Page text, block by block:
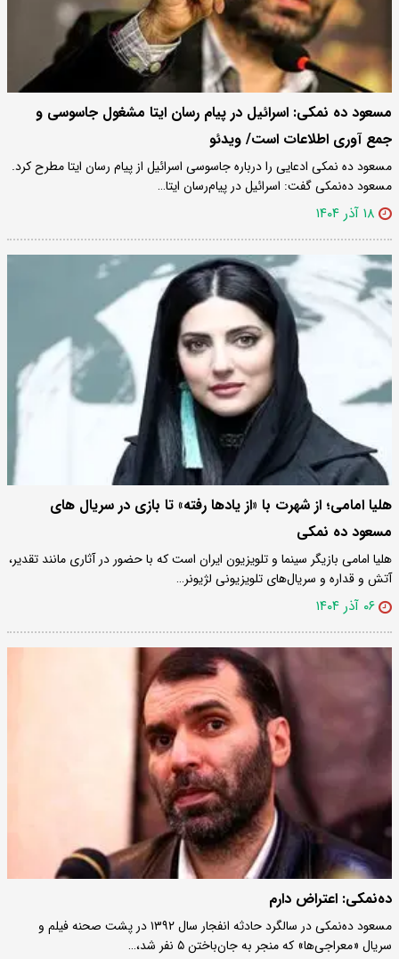
مسعود ده نمکی: اسرائیل در پیام رسان ایتا مشغول جاسوسی و
جمع آوری اطلاعات است/ ویدئو
مسعود ده نمکی ادعایی را درباره جاسوسی اسرائیل از پیام رسان ایتا مطرح کرد.
مسعود ده‌نمکی گفت: اسرائیل در پیام‌رسان ایتا…
۱۸ آذر ۱۴۰۴
هلیا امامی؛ از شهرت با «از یادها رفته» تا بازی در سریال های
مسعود ده نمکی
هلیا امامی بازیگر سینما و تلویزیون ایران است که با حضور در آثاری مانند تقدیر،
آتش و قداره و سریال‌های تلویزیونی لژیونر…
۰۶ آذر ۱۴۰۴
ده‌نمکی: اعتراض دارم
مسعود ده‌نمکی در سالگرد حادثه انفجار سال ۱۳۹۲ در پشت صحنه‌ فیلم و
سریال «معراجی‌ها» که منجر به جان‌باختن ۵ نفر شد،…